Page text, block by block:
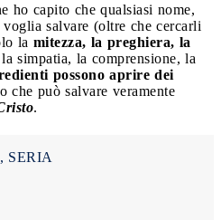
ho capito che qualsiasi nome,
salvare (oltre che cercarli
la mitezza, la preghiera, la
simpatia, la comprensione, la
possono aprire dei
che può salvare veramente
.